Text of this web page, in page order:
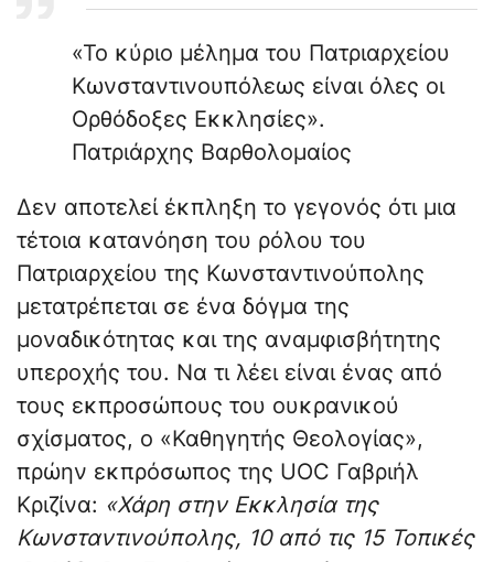
«Το κύριο μέλημα του Πατριαρχείου
Κωνσταντινουπόλεως είναι όλες οι
Ορθόδοξες Εκκλησίες».
Πατριάρχης Βαρθολομαίος
Δεν αποτελεί έκπληξη το γεγονός ότι μια
τέτοια κατανόηση του ρόλου του
Πατριαρχείου της Κωνσταντινούπολης
μετατρέπεται σε ένα δόγμα της
μοναδικότητας και της αναμφισβήτητης
υπεροχής του. Να τι λέει είναι ένας από
τους εκπροσώπους του ουκρανικού
σχίσματος, ο «Καθηγητής Θεολογίας»,
πρώην εκπρόσωπος της UOC Γαβριήλ
Κριζίνα: «Χάρη στην Εκκλησία της
Κωνσταντινούπολης, 10 από τις 15 Τοπικές